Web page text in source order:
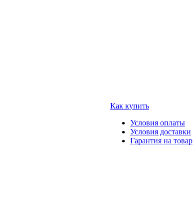
Как купить
Условия оплаты
Условия доставки
Гарантия на товар